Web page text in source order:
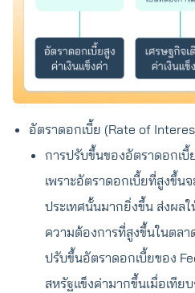
อัตราดอกเบี้ย (Rate of
การปรับขึ้นของอัตราดอกเบี้
เพราะอัตราดอกเบี้ยที่สูงขึ้น
ประเทศนั้นมากยิ่งขึ้น ส่งผล
ความต้องการที่สูงขึ้นในตลา
ปรับขึ้นอัตราดอกเบี้ยของ
สหรัฐแข็งค่ามากขึ้นเมื่อเทีย